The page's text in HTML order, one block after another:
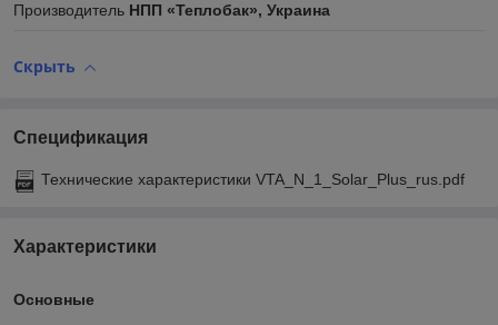
Производитель НПП «Теплобак», Украина
Скрыть
Спецификация
Технические характеристики VTA_N_1_Solar_Plus_rus.pdf
Характеристики
Основные